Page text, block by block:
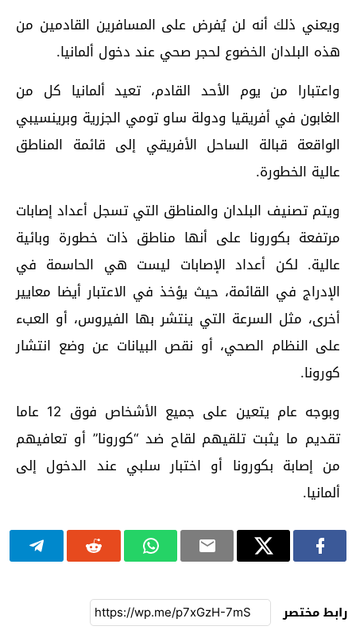
ويعني ذلك أنه لن يُفرض على المسافرين القادمين من
هذه البلدان الخضوع لحجر صحي عند دخول ألمانيا.
واعتبارا من يوم الأحد القادم، تعيد ألمانيا كل من
الغابون في أفريقيا ودولة ساو تومي الجزرية وبرينسيبي
الواقعة قبالة الساحل الأفريقي إلى قائمة المناطق
عالية الخطورة.
ويتم تصنيف البلدان والمناطق التي تسجل أعداد إصابات
مرتفعة بكورونا على أنها مناطق ذات خطورة وبائية
عالية. لكن أعداد الإصابات ليست هي الحاسمة في
الإدراج في القائمة، حيث يؤخذ في الاعتبار أيضا معايير
أخرى، مثل السرعة التي ينتشر بها الفيروس، أو العبء
على النظام الصحي، أو نقص البيانات عن وضع انتشار
كورونا.
وبوجه عام يتعين على جميع الأشخاص فوق 12 عاما
تقديم ما يثبت تلقيهم لقاح ضد “كورونا” أو تعافيهم
من إصابة بكورونا أو اختبار سلبي عند الدخول إلى
ألمانيا.
رابط مختصر